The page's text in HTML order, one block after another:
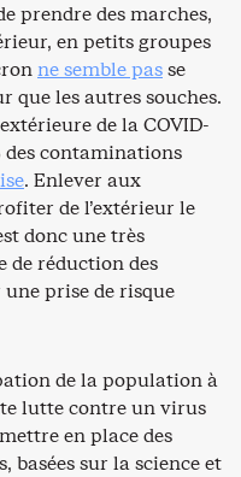
prendre des marches,
en petits groupes
ne semble passe
que les autres souches.
de la COVID-
des contaminations
. Enlever aux
de l’extérieur le
donc une très
de réduction des
prise de risque
de la population à
lutte contre un virus
en place des
basées sur la science et